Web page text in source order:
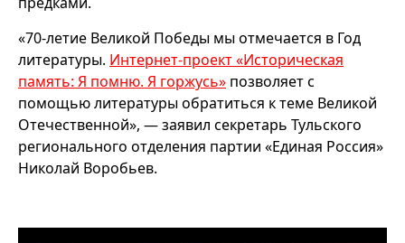
«70-летие Великой Победы мы отмечается в Год
литературы. Интернет-проект «Историческая
память: Я помню. Я горжусь» позволяет с
помощью литературы обратиться к теме Великой
Отечественной», — заявил секретарь Тульского
регионального отделения партии «Единая Россия»
Николай Воробьев.